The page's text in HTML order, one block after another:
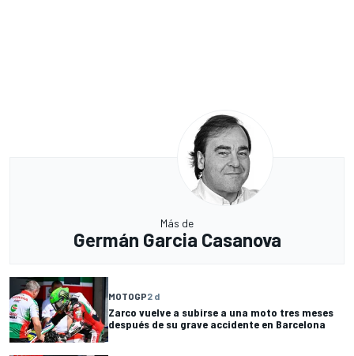
Más de
Germán Garcia Casanova
MOTOGP2 d
Zarco vuelve a subirse a una moto tres meses
después de su grave accidente en Barcelona